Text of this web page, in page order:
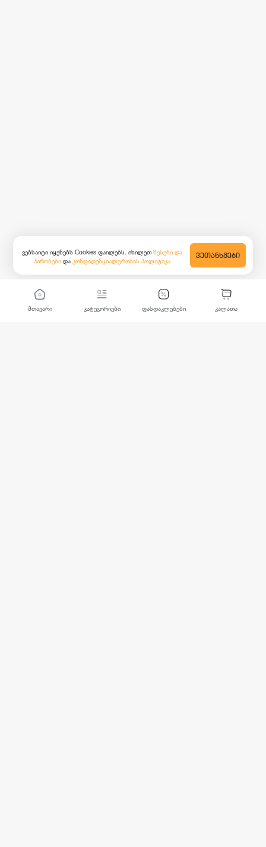
მთავარი კატეგორიები ფასდაკლებები კალათა
ვებსაიტი იყენებს Cookies ფაილებს. იხილეთ წესები და
პირობები და კონფიდენციალურობის პოლიტიკა
ᲕᲔᲗᲐᲜᲮᲛᲔᲑᲘ